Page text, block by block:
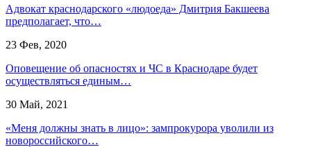
Адвокат краснодарского «людоеда» Дмитрия Бакшеева
предполагает, что…
23 Фев, 2020
Оповещение об опасностях и ЧС в Краснодаре будет
осуществляться единым…
30 Май, 2021
«Меня должны знать в лицо»: зампрокурора уволили из
новороссийского…